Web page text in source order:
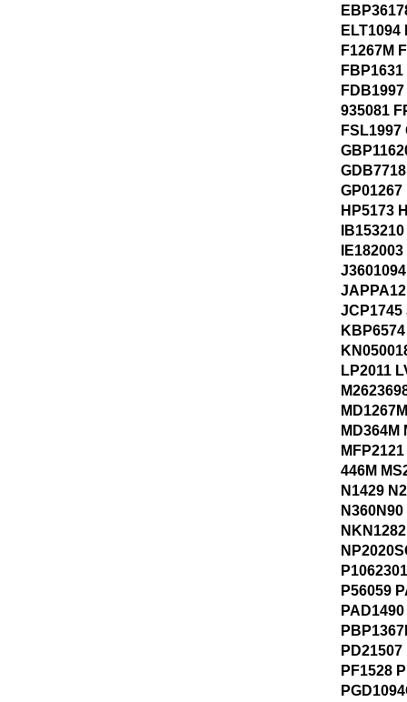
ELT1094
F1267M
935081
FSL1997
HP5173
JCP1745
LP2011
MD364M
446M
N1429
P56059
PF1528